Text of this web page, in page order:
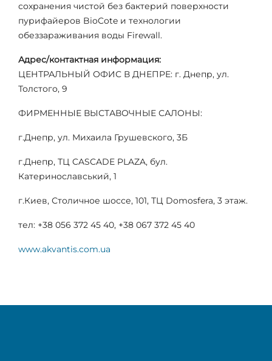
сохранения чистой без бактерий поверхности
пурифайеров BioCote и технологии
обеззараживания воды Firewall.
Адрес/контактная информация:
ЦЕНТРАЛЬНЫЙ ОФИС В ДНЕПРЕ: г. Днепр, ул.
Толстого, 9
ФИРМЕННЫЕ ВЫСТАВОЧНЫЕ САЛОНЫ:
г.Днепр, ул. Михаила Грушевского, 3Б
г.Днепр, ТЦ CASCADE PLAZA, бул.
Катеринославський, 1
г.Киев, Столичное шоссе, 101, ТЦ Domosfera, 3 этаж.
тел: +38 056 372 45 40, +38 067 372 45 40
www.akvantis.com.ua